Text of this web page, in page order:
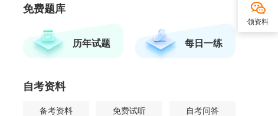
免费题库
历年试题 每日一练
自考资料
备考资料 免费试听 自考问答
领资料